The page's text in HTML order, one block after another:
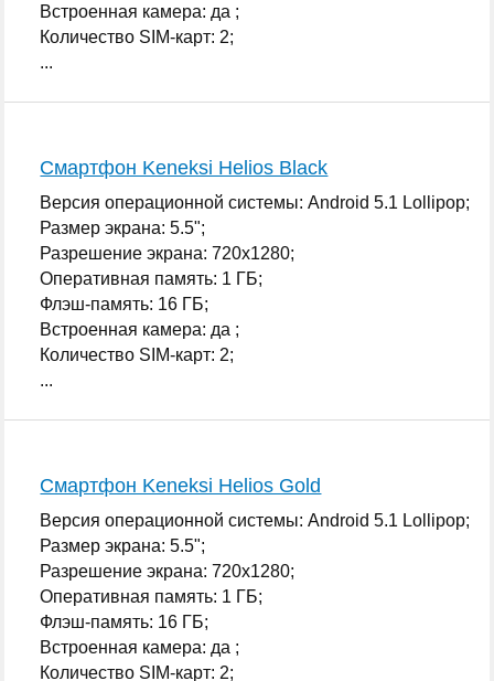
Встроенная камера: да ;
Количество SIM-карт: 2;
...
Смартфон Keneksi Helios Black
Версия операционной системы: Android 5.1 Lollipop;
Размер экрана: 5.5";
Разрешение экрана: 720x1280;
Оперативная память: 1 ГБ;
Флэш-память: 16 ГБ;
Встроенная камера: да ;
Количество SIM-карт: 2;
...
Смартфон Keneksi Helios Gold
Версия операционной системы: Android 5.1 Lollipop;
Размер экрана: 5.5";
Разрешение экрана: 720x1280;
Оперативная память: 1 ГБ;
Флэш-память: 16 ГБ;
Встроенная камера: да ;
Количество SIM-карт: 2;